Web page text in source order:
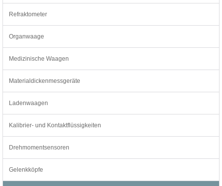
Refraktometer
Organwaage
Medizinische Waagen
Materialdickenmessgeräte
Ladenwaagen
Kalibrier- und Kontaktflüssigkeiten
Drehmomentsensoren
Gelenkköpfe